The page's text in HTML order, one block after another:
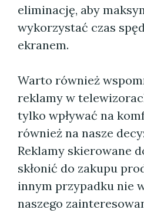
eliminację, aby
wykorzystać czas
ekranem.
Warto również
reklamy w
tylko wpływać na
również na nasze
Reklamy skierowane
skłonić do zakupu
innym przypadku nie
naszego